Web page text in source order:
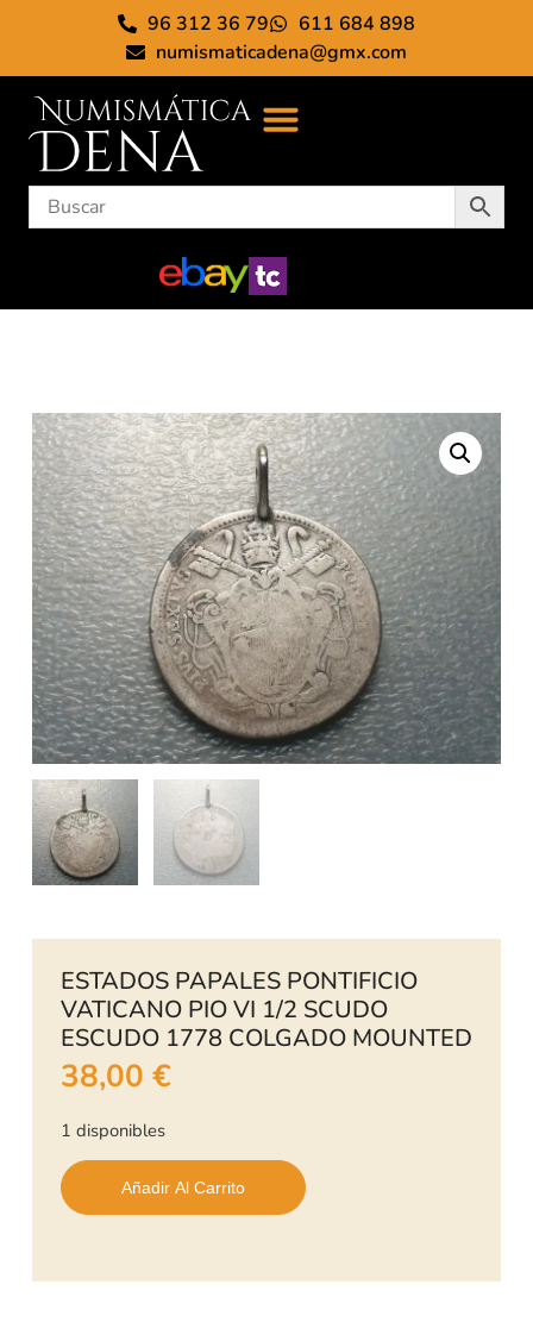
96 312 36 79
611 684 898
numismaticadena@gmx.com
ESTADOS PAPALES PONTIFICIO
VATICANO PIO VI 1/2 SCUDO
ESCUDO 1778 COLGADO MOUNTED
38,00 €
1 disponibles
Añadir Al Carrito